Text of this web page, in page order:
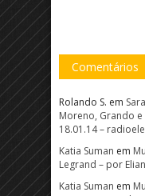
Comentários
Rolando S. em
Moreno, Grando e
18.01.14 –
Katia Suman em
Legrand – por
Katia Suman em